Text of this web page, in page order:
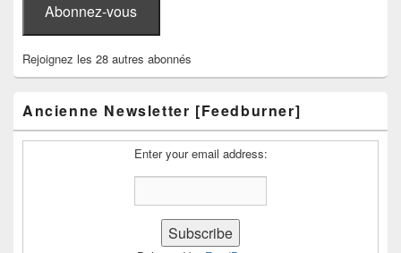
Abonnez-vous
Rejoignez les 28 autres abonnés
Ancienne Newsletter [Feedburner]
Enter your email address: